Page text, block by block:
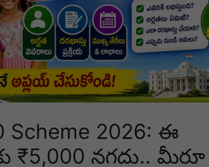
Scheme 2026: ఈ
₹5,000 నగదు.. మీరూ